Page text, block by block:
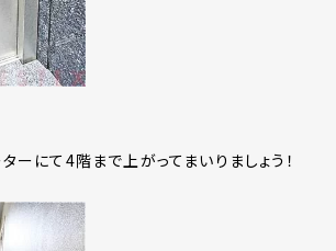
ーにて4階まで上がってまいりましょう！